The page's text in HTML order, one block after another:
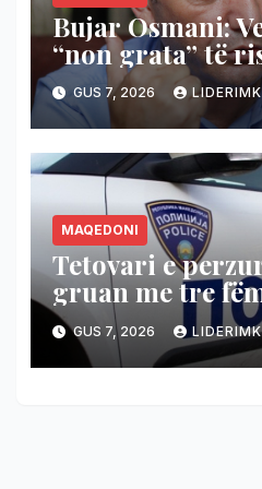
Bujar Osmani:
“non grata” të
Shqipëria të
hapur për
GUS 7, 2026
MAQEDONI
Tetovari e
gruan me tre
GUS 7, 2026